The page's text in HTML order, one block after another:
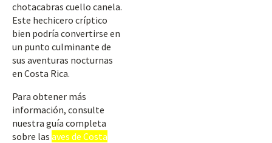
chotacabras cuello canela.
Este hechicero críptico
bien podría convertirse en
un punto culminante de
sus aventuras nocturnas
en Costa Rica.
Para obtener más
información, consulte
nuestra guía completa
sobre las aves de Costa